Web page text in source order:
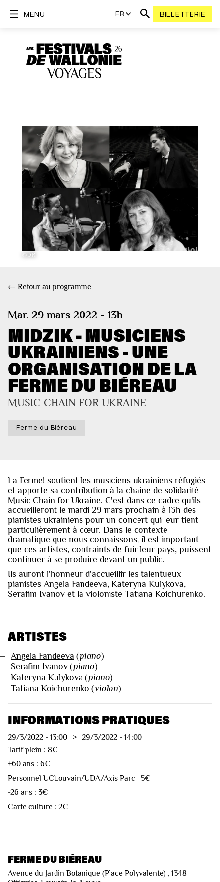
FR BILLETTERIE
MENU
©DR
← Retour au programme
Mar. 29 mars 2022 - 13h
MIDZIK - MUSICIENS
UKRAINIENS - UNE
ORGANISATION DE LA
FERME DU BIÉREAU
MUSIC CHAIN FOR UKRAINE
Ferme du Biéreau
La Ferme! soutient les musiciens ukrainiens réfugiés
et apporte sa contribution à la chaine de solidarité
Music Chain for Ukraine. C'est dans ce cadre qu'ils
accueilleront le mardi 29 mars prochain à 13h des
pianistes ukrainiens pour un concert qui leur tient
particulièrement à cœur. Dans le contexte
dramatique que nous connaissons, il est important
que ces artistes, contraints de fuir leur pays, puissent
continuer à se produire devant un public.
Ils auront l'honneur d'accueillir les talentueux
pianistes Angela Fandeeva, Kateryna Kulykova,
Serafim Ivanov et la violoniste Tatiana Koichurenko.
ARTISTES
Angela Fandeeva (piano)
Serafim Ivanov (piano)
Kateryna Kulykova (piano)
Tatiana Koichurenko (violon)
INFORMATIONS PRATIQUES
29/3/2022 - 13:00 > 29/3/2022 - 14:00
Tarif plein : 8€
+60 ans : 6€
Personnel UCLouvain/UDA/Axis Parc : 5€
-26 ans : 3€
Carte culture : 2€
FERME DU BIÉREAU
Avenue du Jardin Botanique (Place Polyvalente) , 1348